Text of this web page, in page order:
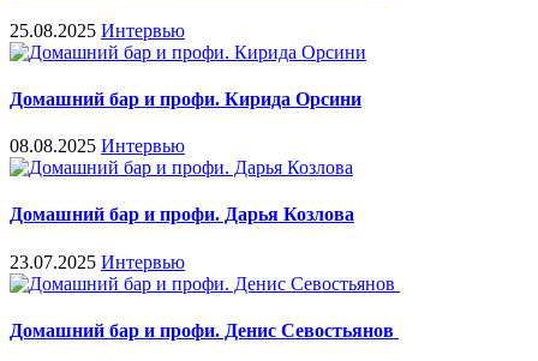
25.08.2025 Интервью
Домашний бар и профи. Кирида Орсини
08.08.2025 Интервью
Домашний бар и профи. Дарья Козлова
23.07.2025 Интервью
Домашний бар и профи. Денис Севостьянов